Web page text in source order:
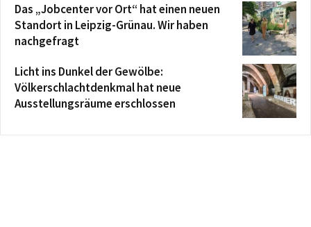
Das „Jobcenter vor Ort“ hat einen neuen
Standort in Leipzig-Grünau. Wir haben
nachgefragt
Licht ins Dunkel der Gewölbe:
Völkerschlachtdenkmal hat neue
Ausstellungsräume erschlossen